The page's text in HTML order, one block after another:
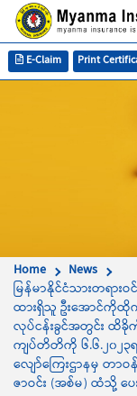
Print
E-Claim
Home
News
မြန်မာနိုင်ငံသားတရ
ထားရှိသူ ဦးအောင်ကိုထိုက်
လုပ်ငန်းခွင်အတွင်း ထိခို
ကျပ်တိတိကို ၆.၆.၂၀၂၃
လျော်ကြေးဌာနမှ တ
ဇာဝင်း (အစ်မ) ထံသို့ ပေ